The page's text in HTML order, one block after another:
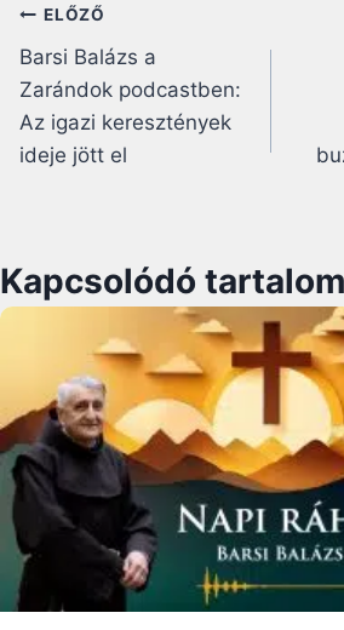
Bejegyzés
navigáció
ELŐZŐ
Barsi Balázs a
Zarándok podcastben:
Az igazi keresztények
ideje jött el
Kapcsolódó tartalom